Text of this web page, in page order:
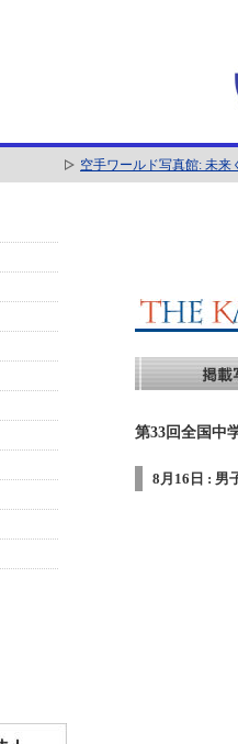
空手ワールド写真館: 未来
第33回全国中
8月16日 : 男